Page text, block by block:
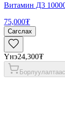
Витамин Д3
75,000₮
Сагслах
Үнэ24,300₮